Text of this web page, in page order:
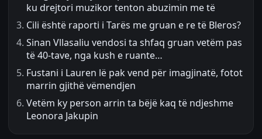
ku drejtori muzikor tenton abuzimin me të
Cili është raporti i Tarës me gruan e re të Bleros?
Sinan Vllasaliu vendosi ta shfaq gruan vetëm pas
të 40-tave, nga kush e ruante…
Fustani i Lauren lë pak vend për imagjinatë, fotot
marrin gjithë vëmendjen
Vetëm ky person arrin ta bëjë kaq të ndjeshme
Leonora Jakupin